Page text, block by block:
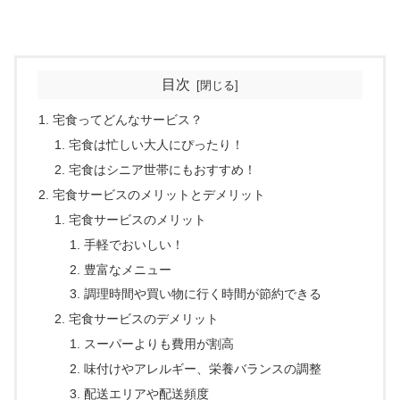
目次
宅食ってどんなサービス？
宅食は忙しい大人にぴったり！
宅食はシニア世帯にもおすすめ！
宅食サービスのメリットとデメリット
宅食サービスのメリット
手軽でおいしい！
豊富なメニュー
調理時間や買い物に行く時間が節約できる
宅食サービスのデメリット
スーパーよりも費用が割高
味付けやアレルギー、栄養バランスの調整
配送エリアや配送頻度